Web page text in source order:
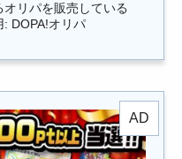
リパを販売している
DOPA!オリパ